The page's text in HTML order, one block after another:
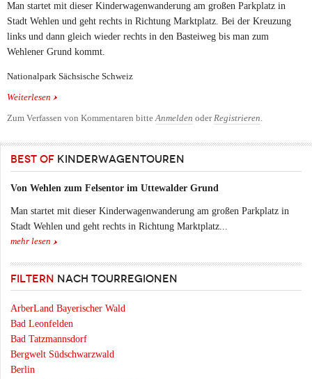
Man startet mit dieser Kinderwagenwanderung am großen Parkplatz in
Stadt Wehlen und geht rechts in Richtung Marktplatz. Bei der Kreuzung
links und dann gleich wieder rechts in den Basteiweg bis man zum
Wehlener Grund kommt.
Nationalpark Sächsische Schweiz
Weiterlesen über Von Wehlen zum Felsentor im Uttewalder Grund
Zum Verfassen von Kommentaren bitteAnmelden oderRegistrieren.
BEST OF KINDERWAGENTOUREN
Von Wehlen zum Felsentor im Uttewalder Grund
Man startet mit dieser Kinderwagenwanderung am großen Parkplatz in
Stadt Wehlen und geht rechts in Richtung Marktplatz...
mehr lesen
FILTERN NACH TOURREGIONEN
ArberLand Bayerischer Wald
Bad Leonfelden
Bad Tatzmannsdorf
Bergwelt Südschwarzwald
Berlin